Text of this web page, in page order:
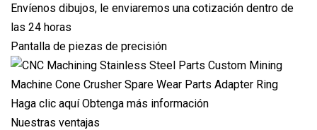
Envíenos dibujos, le enviaremos una cotización dentro de
las 24 horas
Pantalla de piezas de precisión
Haga clic aquí Obtenga más información
Nuestras ventajas